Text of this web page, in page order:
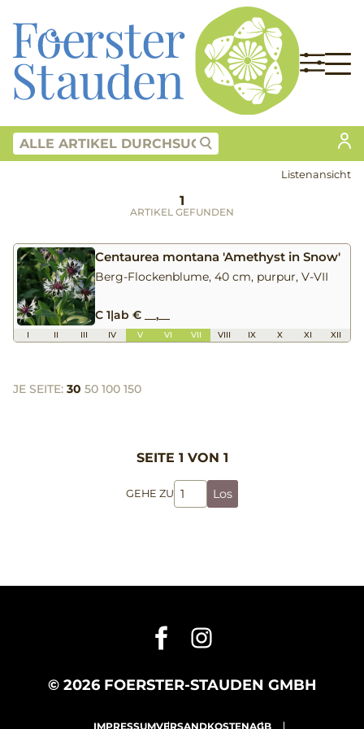
Listenansicht
1
ARTIKEL GEFUNDEN
Centaurea montana 'Amethyst in Snow'
Berg-Flockenblume, 40 cm, purpur, V-VII
C 1|ab € __,__
I II III IV V VI VII VIII IX X XI XII
JE SEITE: 30 50 100 150
SEITE 1 VON 1
GEHE ZU Los
© 2026 FOERSTER-STAUDEN GMBH
IMPRESSUMVERSANDKOSTENAGB